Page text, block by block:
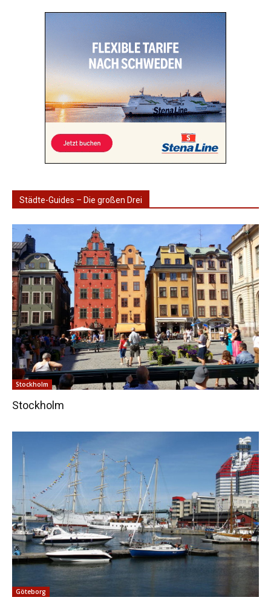
Städte-Guides – Die großen Drei
Stockholm
Stockholm
Göteborg